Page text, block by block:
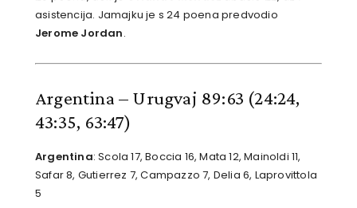
asistencija. Jamajku je s 24 poena predvodio
Jerome Jordan.
Argentina – Urugvaj 89:63 (24:24,
43:35, 63:47)
Argentina: Scola 17, Boccia 16, Mata 12, Mainoldi 11,
Safar 8, Gutierrez 7, Campazzo 7, Delia 6, Laprovittola
5